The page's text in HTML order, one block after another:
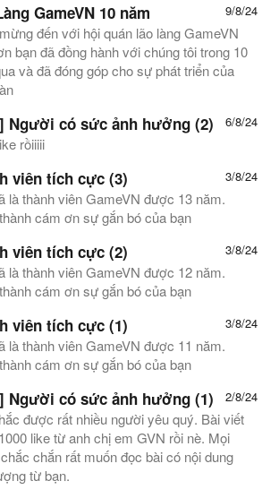
9/8/24
GameVN 10 năm
đến với hội quán lão làng GameVN
bạn đã đồng hành với chúng tôi trong 10
và đã đóng góp cho sự phát triển của
6/8/24
Người có sức ảnh hưởng (2)
rồiiiii
3/8/24
viên tích cực (3)
là thành viên GameVN được 13 năm.
cám ơn sự gắn bó của bạn
3/8/24
viên tích cực (2)
là thành viên GameVN được 12 năm.
cám ơn sự gắn bó của bạn
3/8/24
viên tích cực (1)
là thành viên GameVN được 11 năm.
cám ơn sự gắn bó của bạn
2/8/24
Người có sức ảnh hưởng (1)
được rất nhiều người yêu quý. Bài viết
like từ anh chị em GVN rồi nè. Mọi
chắn rất muốn đọc bài có nội dung
từ bạn.